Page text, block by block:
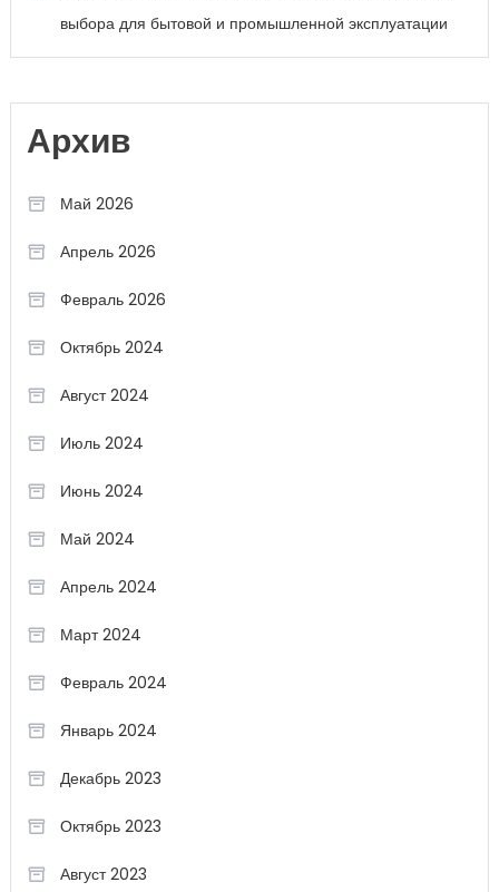
выбора для бытовой и промышленной эксплуатации
Архив
Май 2026
Апрель 2026
Февраль 2026
Октябрь 2024
Август 2024
Июль 2024
Июнь 2024
Май 2024
Апрель 2024
Март 2024
Февраль 2024
Январь 2024
Декабрь 2023
Октябрь 2023
Август 2023